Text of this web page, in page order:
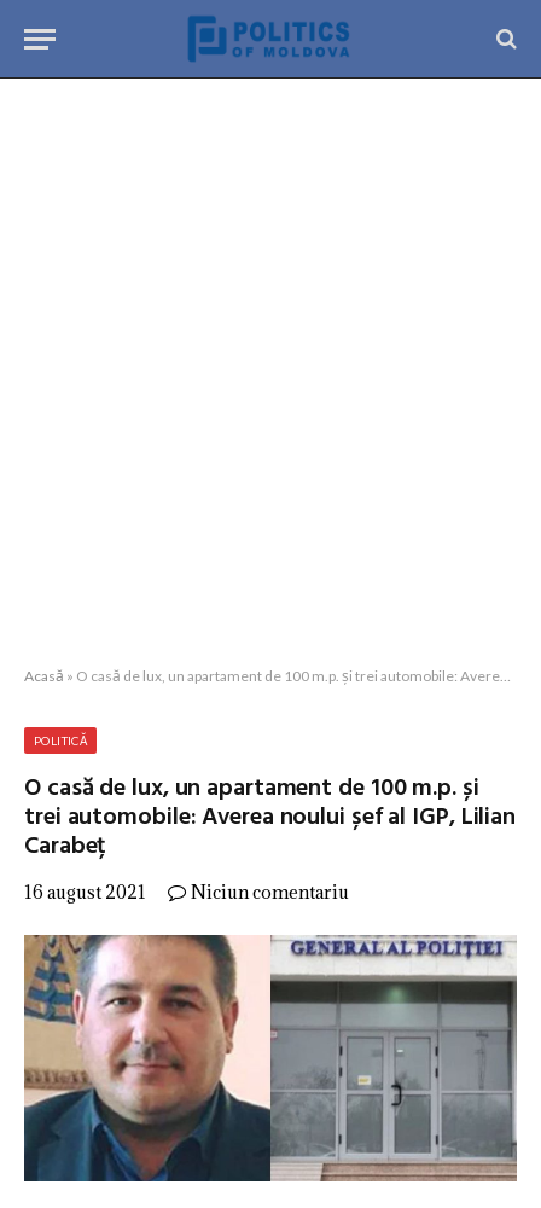
Acasă » O casă de lux, un apartament de 100 m.p. și trei automobile: Averea noului șef al IGP, Lilian Carabeț
POLITICĂ
O casă de lux, un apartament de 100 m.p. și
trei automobile: Averea noului șef al IGP, Lilian
Carabeț
16 august 2021 Niciun comentariu